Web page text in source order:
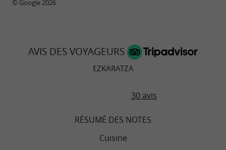
© Google 2026
AVIS DES VOYAGEURS
EZKARATZA
30 avis
RÉSUMÉ DES NOTES
Cuisine